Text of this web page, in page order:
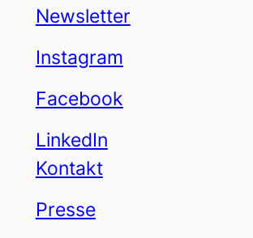
Newsletter
Instagram
Facebook
LinkedIn
Kontakt
Presse